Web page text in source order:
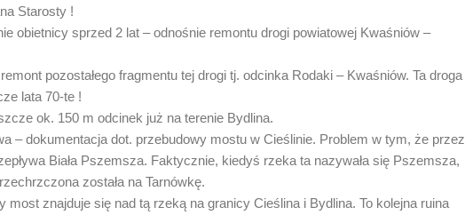
Starosty !
obietnicy sprzed 2 lat – odnośnie remontu drogi powiatowej Kwaśniów –
pozostałego fragmentu tej drogi tj. odcinka Rodaki – Kwaśniów. Ta droga
lata 70-te !
ok. 150 m odcinek już na terenie Bydlina.
– dokumentacja dot. przebudowy mostu w Cieślinie. Problem w tym, że przez
Biała Pszemsza. Faktycznie, kiedyś rzeka ta nazywała się Pszemsza,
została na Tarnówkę.
most znajduje się nad tą rzeką na granicy Cieślina i Bydlina. To kolejna ruina